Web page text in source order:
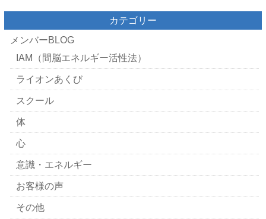
カテゴリー
メンバーBLOG
IAM（間脳エネルギー活性法）
ライオンあくび
スクール
体
心
意識・エネルギー
お客様の声
その他